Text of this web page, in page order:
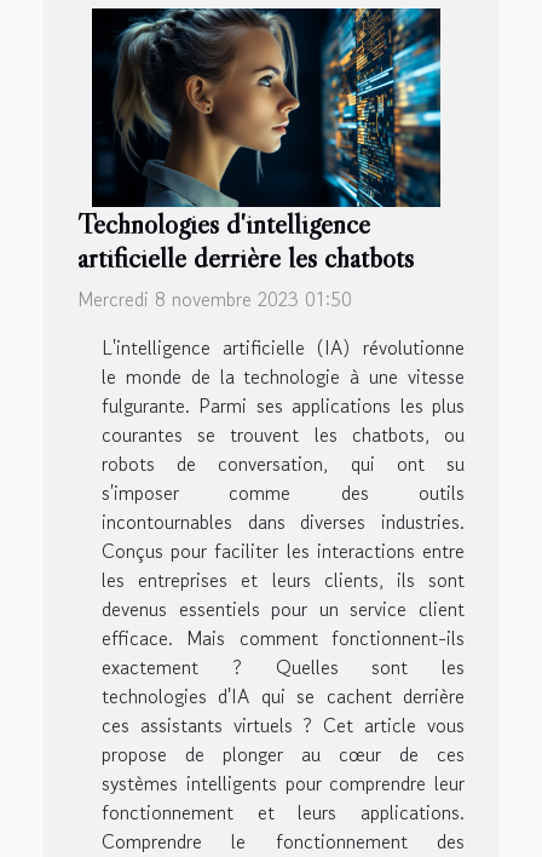
Technologies d'intelligence
artificielle derrière les chatbots
Mercredi 8 novembre 2023 01:50
L'intelligence artificielle (IA) révolutionne
le monde de la technologie à une vitesse
fulgurante. Parmi ses applications les plus
courantes se trouvent les chatbots, ou
robots de conversation, qui ont su
s'imposer comme des outils
incontournables dans diverses industries.
Conçus pour faciliter les interactions entre
les entreprises et leurs clients, ils sont
devenus essentiels pour un service client
efficace. Mais comment fonctionnent-ils
exactement ? Quelles sont les
technologies d'IA qui se cachent derrière
ces assistants virtuels ? Cet article vous
propose de plonger au cœur de ces
systèmes intelligents pour comprendre leur
fonctionnement et leurs applications.
Comprendre le fonctionnement des